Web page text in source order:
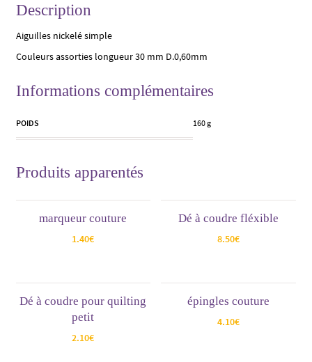
Description
Aiguilles nickelé simple
Couleurs assorties longueur 30 mm D.0,60mm
Informations complémentaires
POIDS 160 g
Produits apparentés
marqueur couture
1.40€
Dé à coudre fléxible
8.50€
Dé à coudre pour quilting
petit
2.10€
épingles couture
4.10€